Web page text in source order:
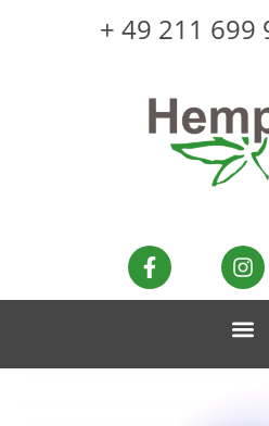
+ 49 211 699